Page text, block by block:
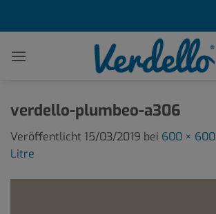
verdello-plumbeo-a306
Veröffentlicht 15/03/2019 bei 600 × 600
Litre